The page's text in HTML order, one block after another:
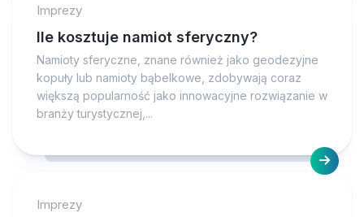
Imprezy
Ile kosztuje namiot sferyczny?
Namioty sferyczne, znane również jako geodezyjne
kopuły lub namioty bąbelkowe, zdobywają coraz
większą popularność jako innowacyjne rozwiązanie w
branży turystycznej,...
Imprezy